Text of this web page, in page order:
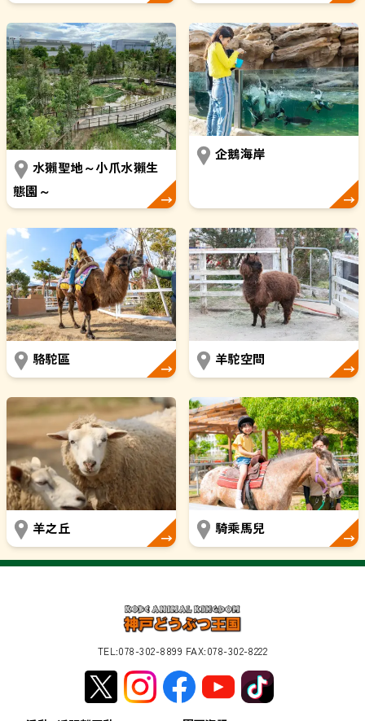
水獺聖地～小爪水獺生
態園～
企鵝海岸
駱駝區 羊駝空間
羊之丘 騎乘馬兒
TEL:078-302-8899 FAX:078-302-8222